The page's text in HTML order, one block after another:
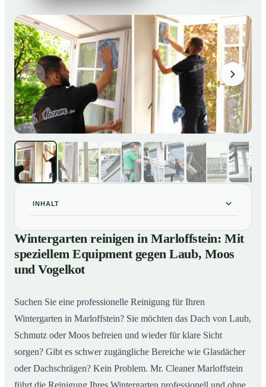
INHALT
Wintergarten reinigen in Marloffstein: Mit speziellem
Equipment gegen Laub, Moos und Vogelkot
02 So läuft eine professionelle Reinigung eines
Wintergarten in Marloffstein ab
Wintergarten reinigen in Marloffstein: Mit
speziellem Equipment gegen Laub, Moos
und Vogelkot
Suchen Sie eine professionelle Reinigung für Ihren
Wintergarten in Marloffstein? Sie möchten das Dach von Laub,
Schmutz oder Moos befreien und wieder für klare Sicht
sorgen? Gibt es schwer zugängliche Bereiche wie Glasdächer
oder Dachschrägen? Kein Problem. Mr. Cleaner Marloffstein